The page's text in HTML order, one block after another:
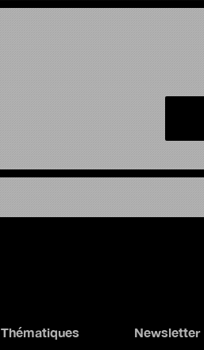
Thématiques Newsletter